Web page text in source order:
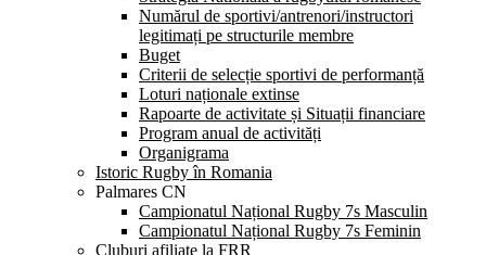
Numărul de sportivi/antrenori/instructori
legitimați pe structurile membre
Buget
Criterii de selecție sportivi de performanță
Loturi naționale extinse
Rapoarte de activitate și Situații financiare
Program anual de activități
Organigrama
Istoric Rugby în Romania
Palmares CN
Campionatul Național Rugby 7s Masculin
Campionatul Național Rugby 7s Feminin
Cluburi afiliate la FRR